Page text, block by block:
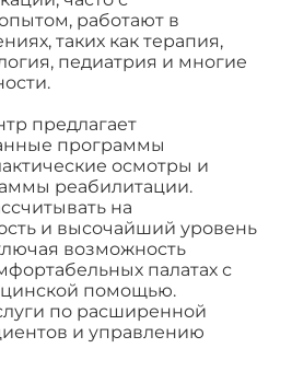
работают в
таких как терапия,
педиатрия и многие
предлагает
программы
осмотры и
реабилитации.
на
и высочайший уровень
возможность
палатах с
помощью.
по расширенной
и управлению